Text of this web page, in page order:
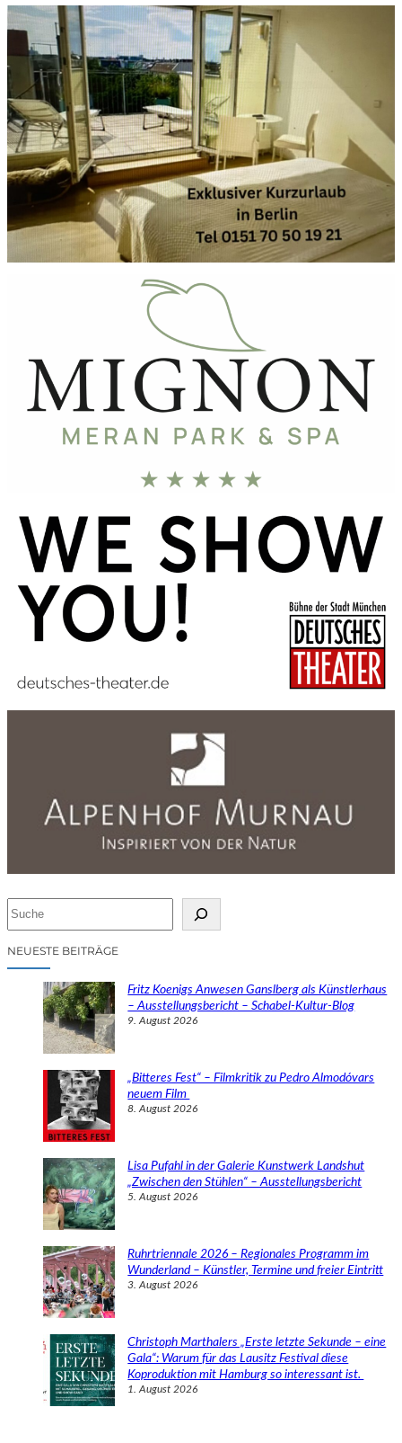
cNEUESTE BEITRÄGE
Fritz Koenigs Anwesen Ganslberg als Künstlerhaus
– Ausstellungsbericht – Schabel-Kultur-Blog
9. August 2026
„Bitteres Fest“ – Filmkritik zu Pedro Almodóvars
neuem Film
8. August 2026
Lisa Pufahl in der Galerie Kunstwerk Landshut
„Zwischen den Stühlen“ – Ausstellungsbericht
5. August 2026
Ruhrtriennale 2026 – Regionales Programm im
Wunderland – Künstler, Termine und freier Eintritt
3. August 2026
Christoph Marthalers „Erste letzte Sekunde – eine
Gala“: Warum für das Lausitz Festival diese
Koproduktion mit Hamburg so interessant ist.
1. August 2026